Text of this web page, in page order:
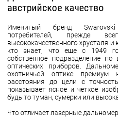
австрийское качество
Именитый бренд Swarovski
потребителей, прежде
высококачественного хрусталя
кто знает, что еще с 1949
собственное подразделение
оптических приборов.
охотничьей оптике премиум
расстояния до цели с
показывает ясное и четкое
будь то туман, сумерки или
Что отличает лазерные